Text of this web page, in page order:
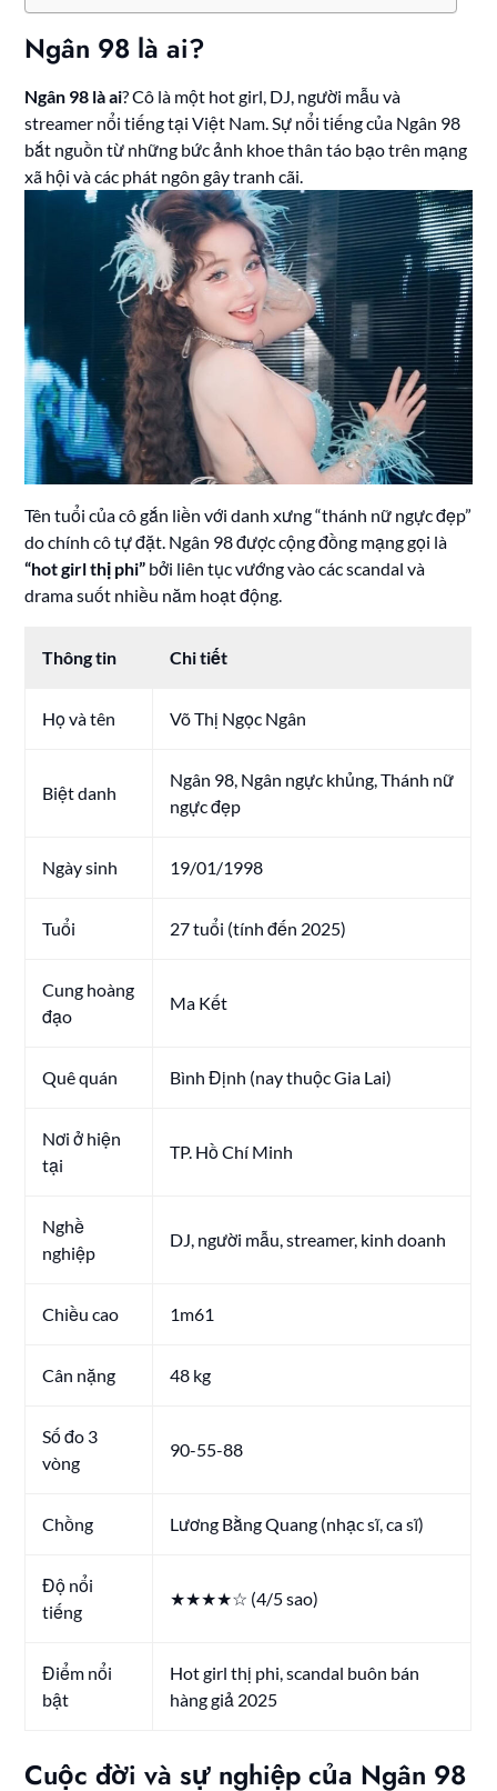
Ngân 98 là ai?
Ngân 98 là ai? Cô là một hot girl, DJ, người mẫu và
streamer nổi tiếng tại Việt Nam. Sự nổi tiếng của Ngân 98
bắt nguồn từ những bức ảnh khoe thân táo bạo trên mạng
xã hội và các phát ngôn gây tranh cãi.
Tên tuổi của cô gắn liền với danh xưng “thánh nữ ngực đẹp”
do chính cô tự đặt. Ngân 98 được cộng đồng mạng gọi là
“hot girl thị phi” bởi liên tục vướng vào các scandal và
drama suốt nhiều năm hoạt động.
Thông tin Chi tiết
Họ và tên Võ Thị Ngọc Ngân
Biệt danh
Ngân 98, Ngân ngực khủng, Thánh nữ
ngực đẹp
Ngày sinh 19/01/1998
Tuổi 27 tuổi (tính đến 2025)
Cung hoàng
đạo
Ma Kết
Quê quán Bình Định (nay thuộc Gia Lai)
Nơi ở hiện
tại
TP. Hồ Chí Minh
Nghề
nghiệp
DJ, người mẫu, streamer, kinh doanh
Chiều cao 1m61
Cân nặng 48 kg
Số đo 3
vòng
90-55-88
Chồng Lương Bằng Quang (nhạc sĩ, ca sĩ)
Độ nổi
tiếng
★★★★☆ (4/5 sao)
Điểm nổi
bật
Hot girl thị phi, scandal buôn bán
hàng giả 2025
Cuộc đời và sự nghiệp của Ngân 98